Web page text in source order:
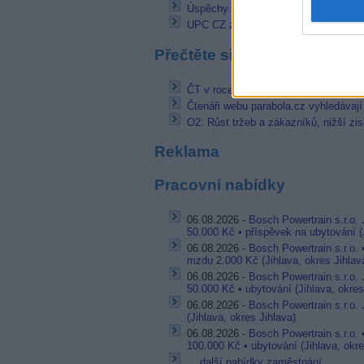
Úspěchy Marka Hamšíka v čínské
UPC CZ zařazuje nové HD
Přečtěte si také
ČT v roce 2018: Po rekordním
Čtenáři webu parabola.cz
O2: Růst tržeb a zákazníků, nižší
Reklama
Pracovní nabídky
06.08.2026 - Bosch Powertrain s.r.o.
50.000 Kč • příspěvek na ubytování
06.08.2026 - Bosch Powertrain s.r.o.
mzdu 2.000 Kč (Jihlava, okres
06.08.2026 - Bosch Powertrain s.r.o.
50.000 Kč • ubytování (Jihlava,
06.08.2026 - Bosch Powertrain s.r.o.
(Jihlava, okres Jihlava)
06.08.2026 - Bosch Powertrain s.r.o.
100.000 Kč • ubytování (Jihlava,
... další nabídky zaměstnání